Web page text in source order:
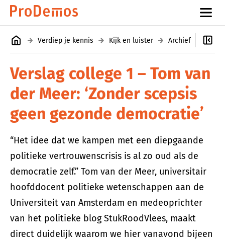
Verdiep je kennis Kijk en luister Archief
Verslag college 1 – Tom van
der Meer: ‘Zonder scepsis
geen gezonde democratie’
“Het idee dat we kampen met een diepgaande
politieke vertrouwenscrisis is al zo oud als de
democratie zelf.” Tom van der Meer, universitair
hoofddocent politieke wetenschappen aan de
Universiteit van Amsterdam en medeoprichter
van het politieke blog StukRoodVlees, maakt
direct duidelijk waarom we hier vanavond bijeen